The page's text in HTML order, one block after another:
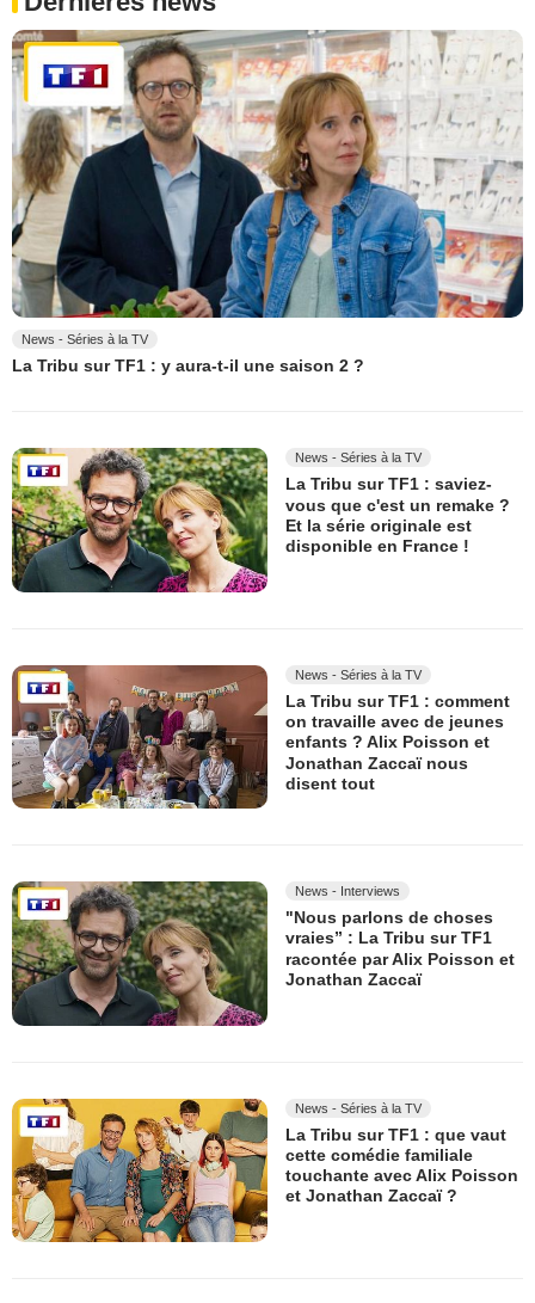
News - Séries à la TV
La Tribu sur TF1 : y aura-t-il une saison 2 ?
News - Séries à la TV
La Tribu sur TF1 : saviez-
vous que c'est un remake ?
Et la série originale est
disponible en France !
News - Séries à la TV
La Tribu sur TF1 : comment
on travaille avec de jeunes
enfants ? Alix Poisson et
Jonathan Zaccaï nous
disent tout
News - Interviews
"Nous parlons de choses
vraies” : La Tribu sur TF1
racontée par Alix Poisson et
Jonathan Zaccaï
News - Séries à la TV
La Tribu sur TF1 : que vaut
cette comédie familiale
touchante avec Alix Poisson
et Jonathan Zaccaï ?